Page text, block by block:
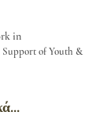
in
Support of Youth &